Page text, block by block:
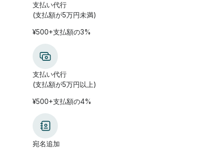
支払い代行
(支払額が5万円未満)
¥500+支払額の3%
支払い代行
(支払額が5万円以上)
¥500+支払額の4%
宛名追加